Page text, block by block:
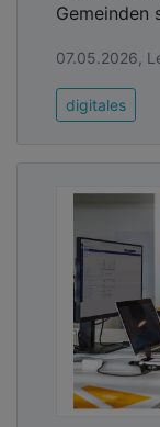
Gemeinden
07.05.2026,
digitales